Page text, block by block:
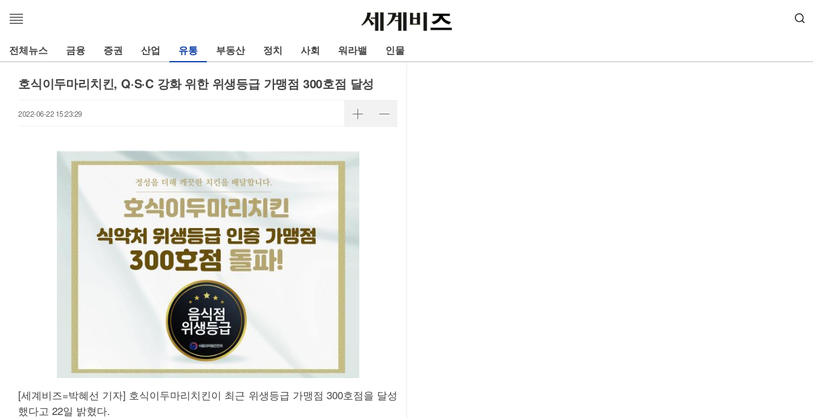
메
열
기
전체뉴스 금융 증권 산업 유통 부동산 정치 사회 워라밸 인물
호식이두마리치킨, Q·S·C 강화 위한 위생등급 가맹점 300호점 달성
2022-06-22 15:23:29
[세계비즈=박혜선 기자] 호식이두마리치킨이 최근 위생등급 가맹점 300호점을 달성
했다고 22일 밝혔다.